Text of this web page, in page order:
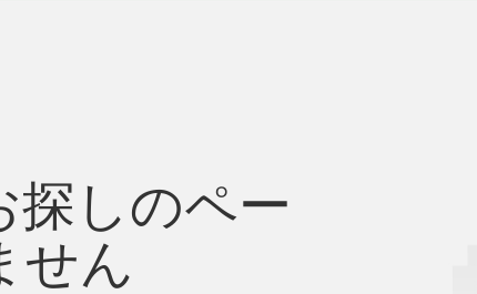
探しのペー
せん